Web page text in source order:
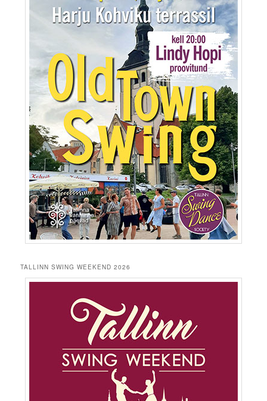
TALLINN SWING WEEKEND 2026